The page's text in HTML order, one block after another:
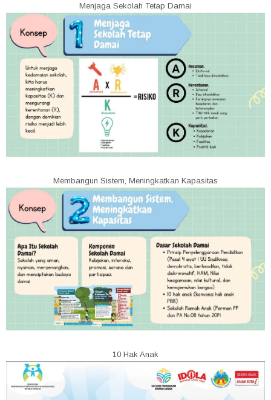
Menjaga Sekolah Tetap Damai
Membangun Sistem, Meningkatkan Kapasitas
10 Hak Anak